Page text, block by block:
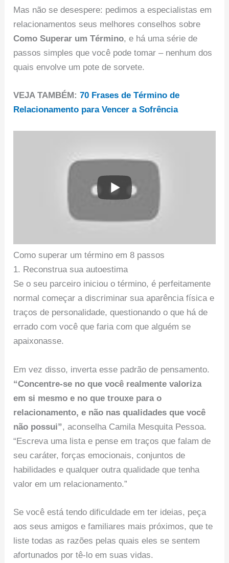
Mas não se desespere: pedimos a especialistas em
relacionamentos seus melhores conselhos sobre
Como Superar um Término, e há uma série de
passos simples que você pode tomar – nenhum dos
quais envolve um pote de sorvete.
VEJA TAMBÉM:70 Frases de Término de
Relacionamento para Vencer a Sofrência
Como superar um término em 8 passos
1. Reconstrua sua autoestima
Se o seu parceiro iniciou o término, é perfeitamente
normal começar a discriminar sua aparência física e
traços de personalidade, questionando o que há de
errado com você que faria com que alguém se
apaixonasse.
Em vez disso, inverta esse padrão de pensamento.
“Concentre-se no que você realmente valoriza
em si mesmo e no que trouxe para o
relacionamento, e não nas qualidades que você
não possui”, aconselha Camila Mesquita Pessoa.
“Escreva uma lista e pense em traços que falam de
seu caráter, forças emocionais, conjuntos de
habilidades e qualquer outra qualidade que tenha
valor em um relacionamento.”
Se você está tendo dificuldade em ter ideias, peça
aos seus amigos e familiares mais próximos, que te
liste todas as razões pelas quais eles se sentem
afortunados por tê-lo em suas vidas.